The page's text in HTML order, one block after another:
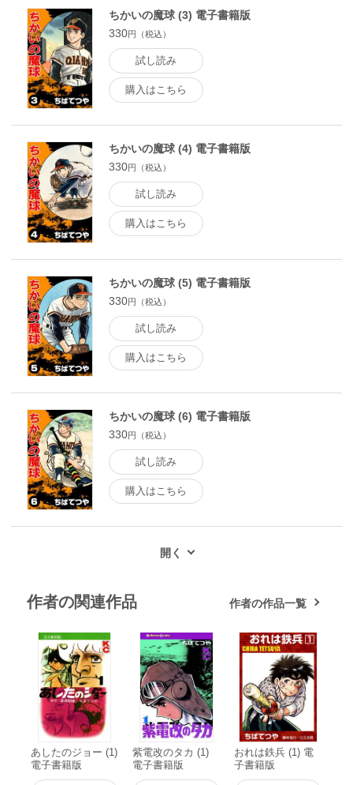
ちかいの魔球 (3) 電子書籍版
330円（税込）
試し読み
購入はこちら
ちかいの魔球 (4) 電子書籍版
330円（税込）
試し読み
購入はこちら
ちかいの魔球 (5) 電子書籍版
330円（税込）
試し読み
購入はこちら
ちかいの魔球 (6) 電子書籍版
330円（税込）
試し読み
購入はこちら
作者の関連作品 作者の作品一覧
あしたのジョー (1)
電子書籍版
紫電改のタカ (1)
電子書籍版
おれは鉄兵 (1) 電
子書籍版